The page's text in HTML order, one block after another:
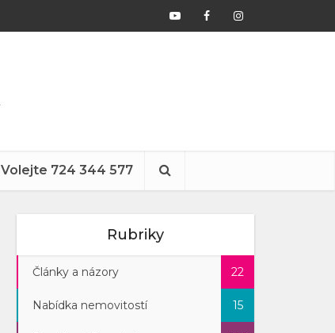
Volejte 724 344 577
Rubriky
Články a názory 22
Nabídka nemovitostí 15